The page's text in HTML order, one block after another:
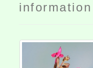
information